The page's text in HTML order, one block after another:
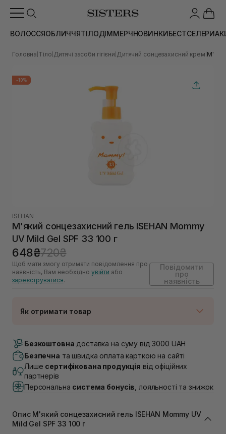
ВОЛОССЯОБЛИЧЧЯТІЛОДІММЕРЧНОВИНКИБЕСТСЕЛЕРИ
Головна Тіло Дитячі засоби гігієни Дитячий сонцезахисний крем
-10%
ISEHAN
М'який сонцезахисний гель ISEHAN Mommy
UV Mild Gel SPF 33 100 г
648₴720₴
Щоб мати змогу отримати повідомлення про
наявність, Вам необхідно увійти або
зареєструватися.
Повідомити
про
наявність
Як отримати товар
Немає в наявності!
Немає в наявності!
Самовивіз м. Львів, вул. Академіка Підстригача, 1В
(Duck’s Lake)
Немає в наявності!
Самовивіз м. Львів, вул. Степана Бандери 45
Немає в наявності!
Безкоштовна доставка на суму від 3000 UAH
Безпечна та швидка оплата карткою на сайті
Лише сертифікована продукція від офіційних
партнерів
Персональна система бонусів , лояльності та знижок
Опис М'який сонцезахисний гель ISEHAN Mommy UV
Mild Gel SPF 33 100 г